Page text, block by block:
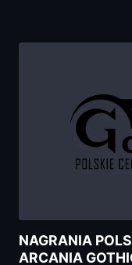
NAGRANIA
ARCANIA